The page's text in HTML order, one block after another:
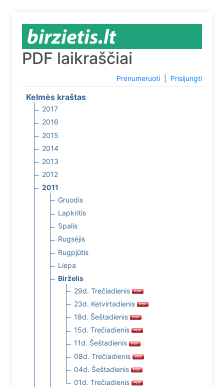
PDF laikraščiai
Prenumeruoti Prisijungti
Kelmės kraštas
2017
2016
2015
2014
2013
2012
2011
Gruodis
Lapkritis
Spalis
Rugsėjis
Rugpjūtis
Liepa
Birželis
29d. Trečiadienis
23d. Ketvirtadienis
18d. Šeštadienis
15d. Trečiadienis
11d. Šeštadienis
08d. Trečiadienis
04d. Šeštadienis
01d. Trečiadienis